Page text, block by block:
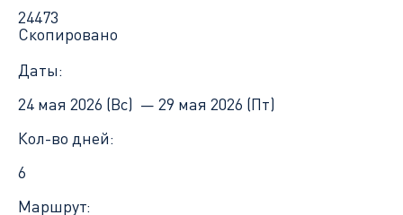
24473
Скопировано
Даты:
24 мая 2026 (Вс) — 29 мая 2026 (Пт)
Кол-во дней:
6
Маршрут: